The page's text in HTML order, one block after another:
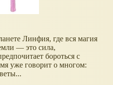
Линфия, где вся магия
— это сила,
бороться с
уже говорит о многом: